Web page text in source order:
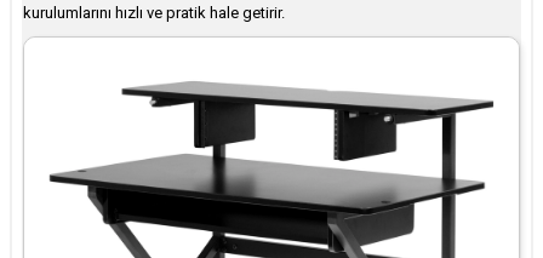
kurulumlarını hızlı ve pratik hale getirir.